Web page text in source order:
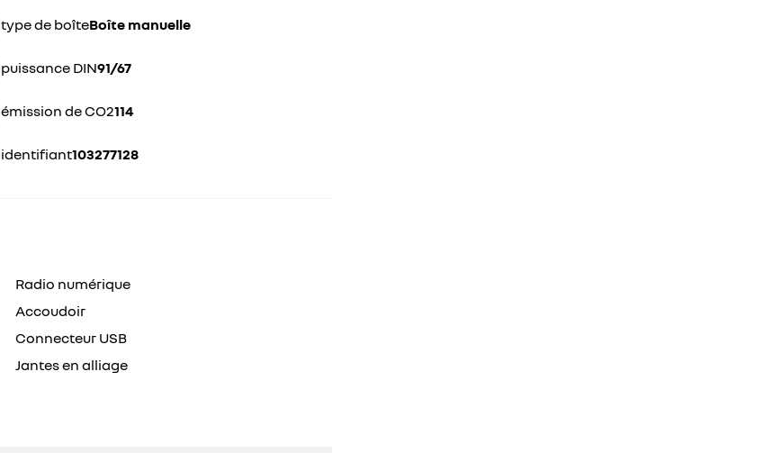
type de boîte boîte manuelle
puissance DIN 91/67
émission de CO2 114
identifiant 103277128
Radio numérique
Accoudoir
Connecteur USB
Jantes en alliage